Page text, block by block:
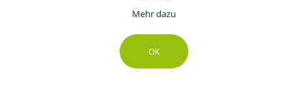
Auslastung oder Nichterscheinens
Der diensthabende Bademeister ist befugt – jedoch
Mehr dazu
OK